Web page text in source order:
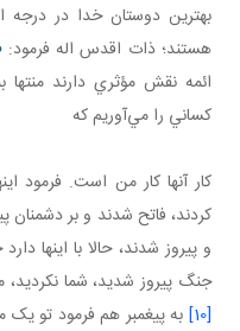
بهترين دوستان خدا در درجه
هستند؛ ذات اقدس اله فرمود:
ائمه نقش مؤثري دارند منتها
کساني را مي‌آوريم که
کار آنها کار من است. فرمود
کردند، فاتح شدند و بر دشمنان
و پيروز شدند، حالا با اينها
جنگ پيروز شديد، شما
[10]
به پيغمبر هم فرمود تو